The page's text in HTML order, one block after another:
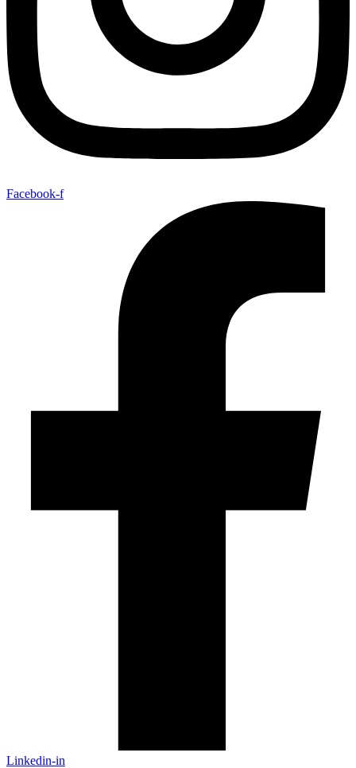
Facebook-f
Linkedin-in